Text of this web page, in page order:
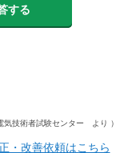
する
気技術者試験センター より ）
・改善依頼はこちら